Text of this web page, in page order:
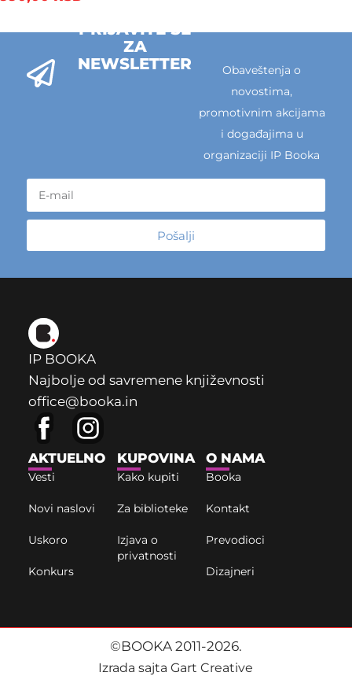
PRIJAVITE SE
ZA
NEWSLETTER
Obaveštenja o
novostima,
promotivnim akcijama
i događajima u
organizaciji IP Booka
Pošalji
IP BOOKA
Najbolje od savremene književnosti
office@booka.in
AKTUELNO
Vesti
Novi naslovi
Uskoro
Konkurs
KUPOVINA
Kako kupiti
Za biblioteke
Izjava o
privatnosti
O NAMA
Booka
Kontakt
Prevodioci
Dizajneri
©BOOKA 2011-2026.
Izrada sajta Gart Creative